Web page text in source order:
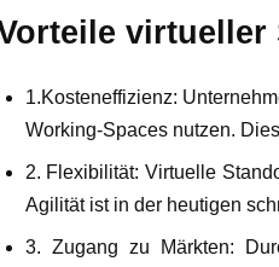
virtueller
1.Kosteneffizienz:
Working-Spaces nutzen.
2. Flexibilität: Virtuelle
Agilität ist in der heutigen
3. Zugang zu Märkten: